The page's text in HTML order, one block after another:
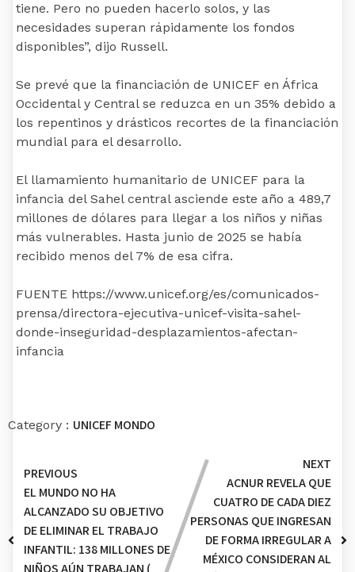
tiene. Pero no pueden hacerlo solos, y las
necesidades superan rápidamente los fondos
disponibles”, dijo Russell.
Se prevé que la financiación de UNICEF en África
Occidental y Central se reduzca en un 35% debido a
los repentinos y drásticos recortes de la financiación
mundial para el desarrollo.
El llamamiento humanitario de UNICEF para la
infancia del Sahel central asciende este año a 489,7
millones de dólares para llegar a los niños y niñas
más vulnerables. Hasta junio de 2025 se había
recibido menos del 7% de esa cifra.
FUENTE https://www.unicef.org/es/comunicados-
prensa/directora-ejecutiva-unicef-visita-sahel-
donde-inseguridad-desplazamientos-afectan-
infancia
Category : UNICEF MONDO
PREVIOUS
EL MUNDO NO HA
ALCANZADO SU OBJETIVO
DE ELIMINAR EL TRABAJO
INFANTIL: 138 MILLONES DE
NIÑOS AÚN TRABAJAN (
NEXT
ACNUR REVELA QUE
CUATRO DE CADA DIEZ
PERSONAS QUE INGRESAN
DE FORMA IRREGULAR A
MÉXICO CONSIDERAN AL